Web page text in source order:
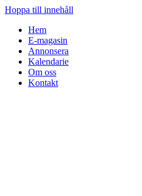
Hoppa till innehåll
Hem
E-magasin
Annonsera
Kalendarie
Om oss
Kontakt